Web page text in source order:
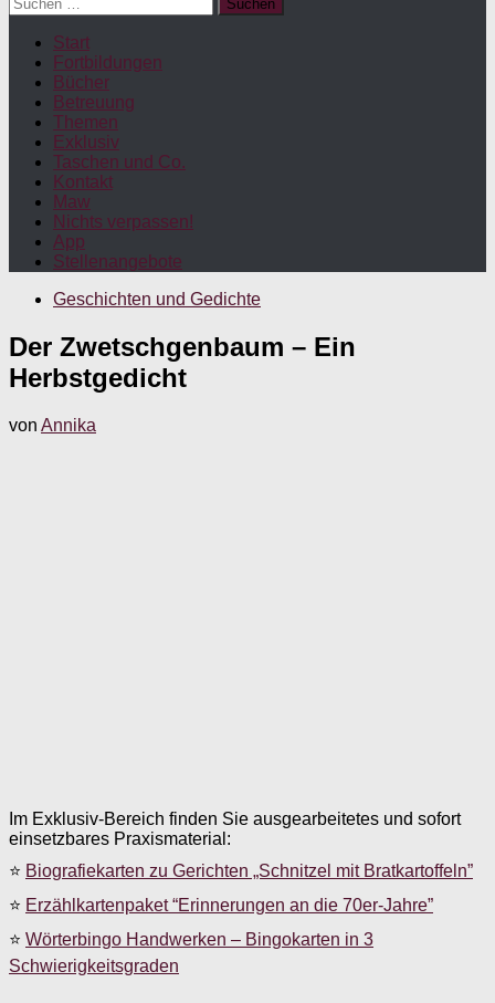
nach:
Start
Fortbildungen
Bücher
Betreuung
Themen
Exklusiv
Taschen und Co.
Kontakt
Maw
Nichts verpassen!
App
Stellenangebote
Geschichten und Gedichte
Der Zwetschgenbaum – Ein
Herbstgedicht
von Annika
Im Exklusiv-Bereich finden Sie ausgearbeitetes und sofort
einsetzbares Praxismaterial:
⭐ Biografiekarten zu Gerichten „Schnitzel mit Bratkartoffeln”
⭐ Erzählkartenpaket “Erinnerungen an die 70er-Jahre”
⭐ Wörterbingo Handwerken – Bingokarten in 3
Schwierigkeitsgraden